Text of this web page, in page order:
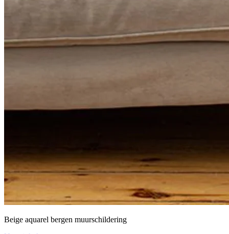
Beige aquarel bergen muurschildering